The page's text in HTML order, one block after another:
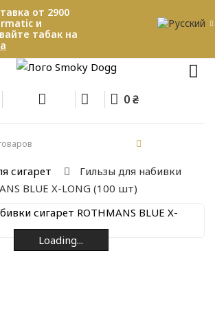
от 2900
и
табак на
0 ₴
сигарет
Гильзы для набивки
BLUE X-LONG (100 шт)
Loading...
Loading...
Loading...
Loading...
Loading...